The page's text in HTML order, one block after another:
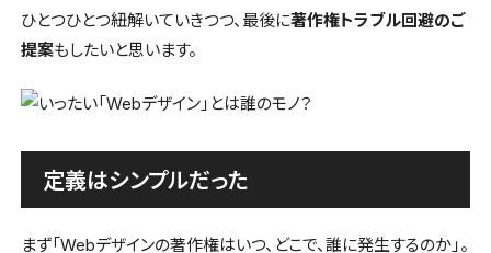
ひとつひとつ紐解いていきつつ、最後に著作権トラブル回避のご
提案もしたいと思います。
定義はシンプルだった
まず「Webデザインの著作権はいつ、どこで、誰に発生するのか」。